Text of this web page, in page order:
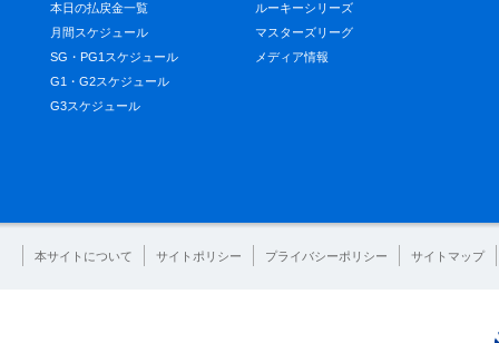
本日の払戻金一覧
月間スケジュール
SG・PG1スケジュール
G1・G2スケジュール
G3スケジュール
ルーキーシリーズ
マスターズリーグ
メディア情報
本サイトについて サイトポリシー プライバシーポリシー サイトマップ